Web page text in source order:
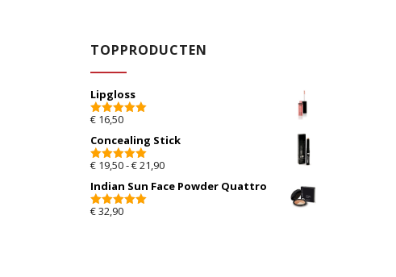
TOPPRODUCTEN
Lipgloss
5.00van 5
€ 16,50
Concealing Stick
5.00van 5
€ 19,50-€21,90Prijsklasse: € 19,50 tot € 21,90
Indian Sun Face Powder Quattro
5.00van 5
€32,90